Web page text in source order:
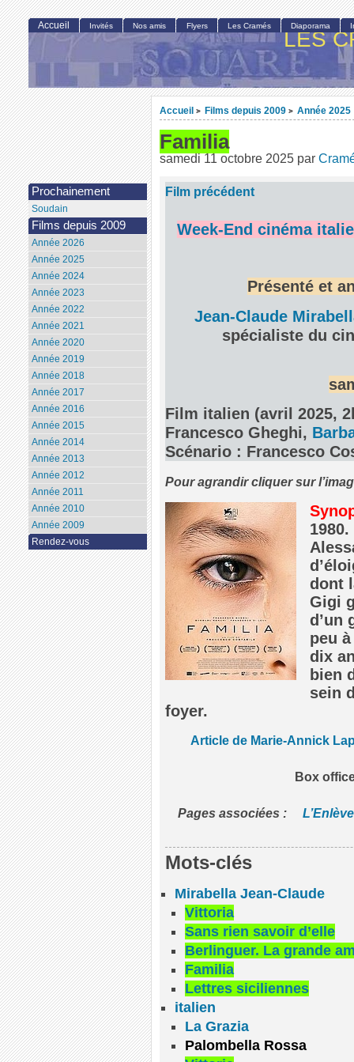
LES
Accueil > Films depuis 2009 > Année 2025
Familia
samedi 11 octobre 2025 par
Film précédent
Week-End cinéma
Présenté et
Jean-Claude
spécialiste du
Film italien (avril 2025,
Francesco Gheghi,
Scénario : Francesco
Pour agrandir cliquer sur
dont
Gigi
d’un
peu
dix
bien
sein
foyer.
Article de Marie-Annick
Box
Pages associées :
Mots-clés
Mirabella Jean-Claude
Vittoria
Sans rien savoir d’elle
Berlinguer. La grande
Familia
Lettres siciliennes
italien
La Grazia
Palombella Rossa
Accueil Invités Nos amis Flyers Les Cramés Diaporama
Prochainement
Soudain
Films depuis 2009
Année 2026
Année 2025
Année 2024
Année 2023
Année 2022
Année 2021
Année 2020
Année 2019
Année 2018
Année 2017
Année 2016
Année 2015
Année 2014
Année 2013
Année 2012
Année 2011
Année 2010
Année 2009
Rendez-vous